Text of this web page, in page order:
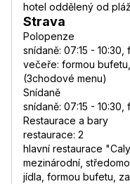
hotel oddělený od
Strava
Polopenze
snídaně: 07:15 -
večeře: formou
(3chodové menu)
Snídaně
snídaně: 07:15 -
Restaurace a bary
restaurace: 2
hlavní restaurace
mezinárodní,
jídla, formou bufetu,